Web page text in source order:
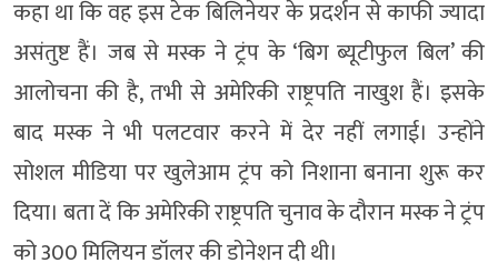
कहा था कि वह इस टेक बिलिनेयर के प्रदर्शन से काफी ज्यादा
असंतुष्ट हैं। जब से मस्क ने ट्रंप के ‘बिग ब्यूटीफुल बिल’ की
आलोचना की है, तभी से अमेरिकी राष्ट्रपति नाखुश हैं। इसके
बाद मस्क ने भी पलटवार करने में देर नहीं लगाई। उन्होंने
सोशल मीडिया पर खुलेआम ट्रंप को निशाना बनाना शुरू कर
दिया। बता दें कि अमेरिकी राष्ट्रपति चुनाव के दौरान मस्क ने ट्रंप
को 300 मिलियन डॉलर की डोनेशन दी थी।